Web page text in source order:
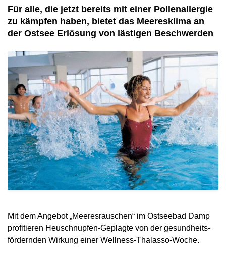
Für alle, die jetzt bereits mit einer Pollenallergie
zu kämpfen haben, bietet das Meeresklima an
der Ostsee Erlösung von lästigen Beschwerden
Mit dem Angebot „Meeresrauschen“ im Ostseebad Damp
profitieren Heuschnupfen-Geplagte von der gesundheits-
fördernden Wirkung einer Wellness-Thalasso-Woche.